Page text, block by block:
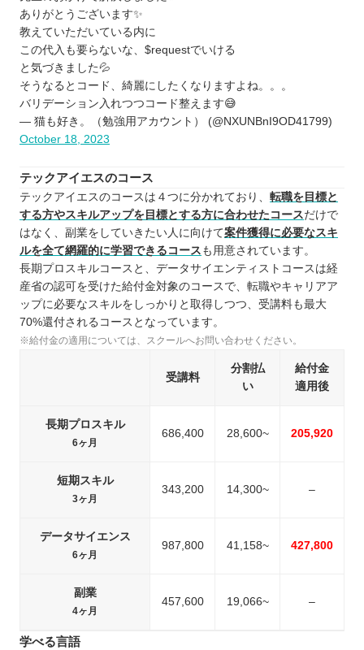
ありがとうございます✨
教えていただいている内に
この代入も要らないな、$requestでいける
と気づきました💦
そうなるとコード、綺麗にしたくなりますよね。。。
バリデーション入れつつコード整えます😅
— 猫も好き。（勉強用アカウント） (@NXUNBnI9OD41799)
October 18, 2023
テックアイエスのコース
テックアイエスのコースは４つに分かれており、 転職を目標と
する方やスキルアップを目標とする方に合わせたコースだけで
はなく、副業をしていきたい人に向けて案件獲得に必要なスキ
ルを全て網羅的に学習できるコース も用意されています。
長期プロスキルコースと、データサイエンティストコースは経
産省の認可を受けた給付金対象のコースで、転職やキャリアア
ップに必要なスキルをしっかりと取得しつつ、受講料も最大
70%還付されるコースとなっています。
※給付金の適用については、スクールへお問い合わせください。
受講料
分割払
い
給付金
適用後
長期プロスキル
6ヶ月
686,400 28,600~ 205,920
短期スキル
3ヶ月
343,200 14,300~ –
データサイエンス
6ヶ月
987,800 41,158~ 427,800
副業
4ヶ月
457,600 19,066~ –
学べる言語